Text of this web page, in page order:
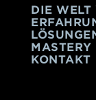
DIE WELT
MASTERY
KONTAKT